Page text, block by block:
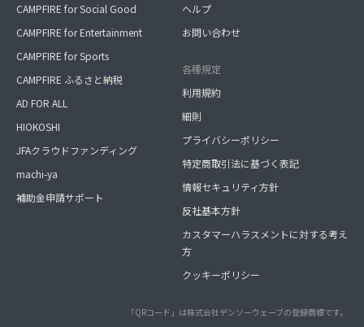
CAMPFIRE for Social Good
CAMPFIRE for Entertainment
CAMPFIRE for Sports
CAMPFIRE ふるさと納税
AD FOR ALL
HIOKOSHI
JFAクラウドファンディング
machi-ya
補助金申請サポート
ヘルプ
お問い合わせ
各種規定
利用規約
細則
プライバシーポリシー
特定商取引法に基づく表記
情報セキュリティ方針
反社基本方針
カスタマーハラスメントに対する考え
方
クッキーポリシー
「QRコード」は株式会社デンソーウェーブの登録商標です。